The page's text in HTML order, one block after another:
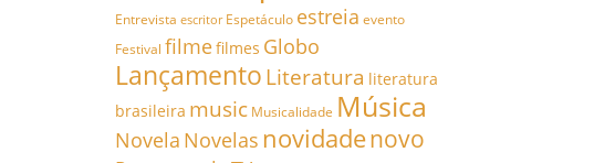
Entrevista escritor Espetáculo estreia evento
Festival filmefilmes Globo
Lançamento Literatura literatura
brasileira music Musicalidade Música
Novela Novelas novidadenovo